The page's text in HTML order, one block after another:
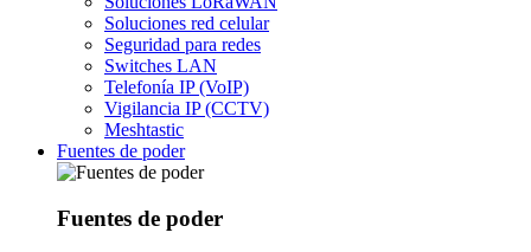
Soluciones red celular
Seguridad para redes
Switches LAN
Telefonía IP (VoIP)
Vigilancia IP (CCTV)
Meshtastic
Fuentes de poder
Fuentes de poder